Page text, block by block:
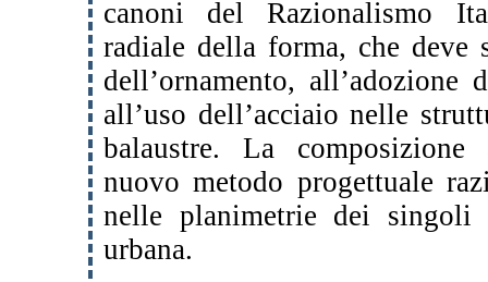
canoni del Razionalismo
radiale della forma, che
dell’ornamento,
all’uso dell’acciaio nelle
balaustre. La composizione
nuovo metodo progettuale
nelle planimetrie dei
urbana.